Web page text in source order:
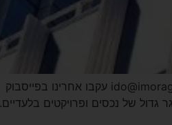
אתר הבית – מורג נכסים משרד תיווך בחיפה כתובתנו: נתן קומוי 5, חיפה טלפון: 04-822-2244 זמינים גם בוואטסאפ! דוא"ל: ido@imorag.co.il עקבו אחרינו בפייסבוק
בתחום. ברשותו מאגר גדול של נכסים ופרויקטים בלעדיים.